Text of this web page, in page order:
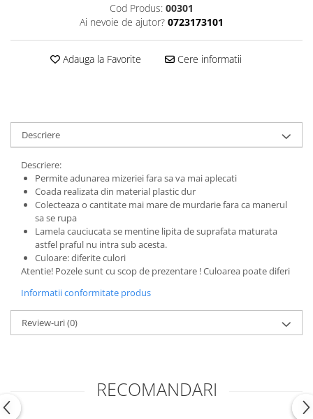
Cod Produs: 00301
Ai nevoie de ajutor? 0723173101
Adauga la Favorite Cere informatii
Descriere
Descriere:
Permite adunarea mizeriei fara sa va mai aplecati
Coada realizata din material plastic dur
Colecteaza o cantitate mai mare de murdarie fara ca manerul
sa se rupa
Lamela cauciucata se mentine lipita de suprafata maturata
astfel praful nu intra sub acesta.
Culoare: diferite culori
Atentie! Pozele sunt cu scop de prezentare ! Culoarea poate diferi
Informatii conformitate produs
Review-uri(0)
RECOMANDARI